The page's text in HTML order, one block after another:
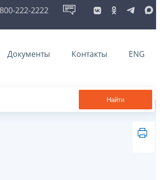
222-2222
Документы Контакты ENG
Найти